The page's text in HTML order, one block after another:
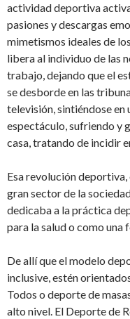
actividad deportiva
pasiones y descargas
mimetismos ideales de
libera al individuo de las
trabajo, dejando que el
se desborde en las
televisión, sintiéndose
espectáculo, sufriendo y
casa, tratando de incidir
Esa revolución
gran sector de la
dedicaba a la práctica
para la salud o como una
De allí que el modelo
inclusive, estén
Todos o deporte de
alto nivel. El Deporte de